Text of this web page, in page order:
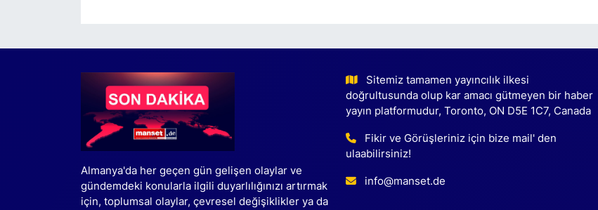
Almanya'da her geçen gün gelişen olaylar ve
gündemdeki konularla ilgili duyarlılığınızı artırmak
için, toplumsal olaylar, çevresel değişiklikler ya da
Sitemiz tamamen yayıncılık ilkesi
doğrultusunda olup kar amacı gütmeyen bir haber
yayın platformudur, Toronto, ON D5E 1C7, Canada
Fikir ve Görüşleriniz için bize mail' den
ulaabilirsiniz!
info@manset.de